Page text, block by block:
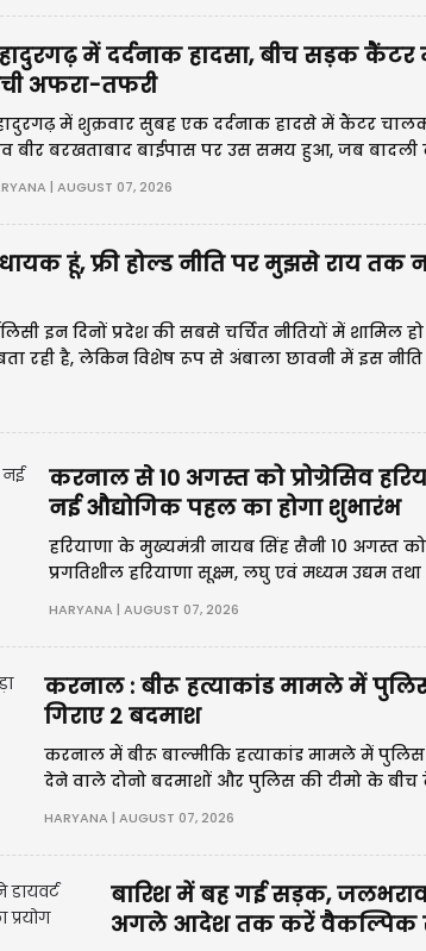
में दर्दनाक हादसा, बीच सड़क कैंटर
अफरा-तफरी
में शुक्रवार सुबह एक दर्दनाक हादसे में कैंटर
बीर बरखताबाद बाईपास पर उस समय हुआ, जब
कैंटर सड़क किनारे रुका।
| AUGUST 07, 2026
हूं, फ्री होल्ड नीति पर मुझसे राय तक
इन दिनों प्रदेश की सबसे चर्चित नीतियों में शामिल
रही है, लेकिन विशेष रूप से अंबाला छावनी में इस
करनाल से 10 अगस्त को प्रोग्रेसिव
नई औद्योगिक पहल का होगा शुभारंभ
हरियाणा के मुख्यमंत्री नायब सिंह सैनी 10 अगस्त
प्रगतिशील हरियाणा सूक्ष्म, लघु एवं मध्यम उद्यम
शुभारंभ करेंगे।
HARYANA | AUGUST 07, 2026
करनाल : बीरू हत्याकांड मामले में
गिराए 2 बदमाश
करनाल में बीरू बाल्मीकि हत्याकांड मामले में पुलिस
देने वाले दोनो बदमाशों और पुलिस की टीमो के बीच
HARYANA | AUGUST 07, 2026
बारिश में बह गई सड़क,
अगले आदेश तक करें वैकल्पिक